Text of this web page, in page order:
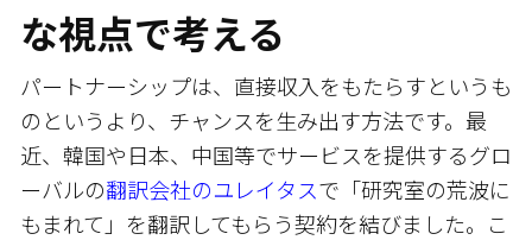
な視点で考える
パートナーシップは、直接収入をもたらすというも
のというより、チャンスを生み出す方法です。最
近、韓国や日本、中国等でサービスを提供するグロ
ーバルの翻訳会社のユレイタスで「研究室の荒波に
もまれて」を翻訳してもらう契約を結びました。こ